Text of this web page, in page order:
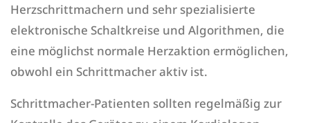
Herzschrittmachern und sehr spezialisierte
elektronische Schaltkreise und Algorithmen, die
eine möglichst normale Herzaktion ermöglichen,
obwohl ein Schrittmacher aktiv ist.
Schrittmacher-Patienten sollten regelmäßig zur